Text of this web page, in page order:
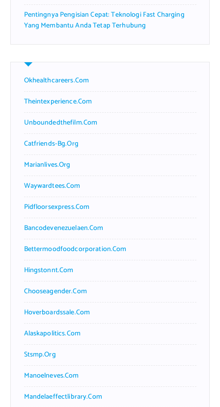
Pentingnya Pengisian Cepat: Teknologi Fast Charging
Yang Membantu Anda Tetap Terhubung
Okhealthcareers.com
Theintexperience.com
Unboundedthefilm.com
Catfriends-Bg.org
Marianlives.org
Waywardtees.com
Pidfloorsexpress.com
Bancodevenezuelaen.com
Bettermoodfoodcorporation.com
Hingstonnt.com
Chooseagender.com
Hoverboardssale.com
Alaskapolitics.com
Stsmp.org
Manoelneves.com
Mandelaeffectlibrary.com